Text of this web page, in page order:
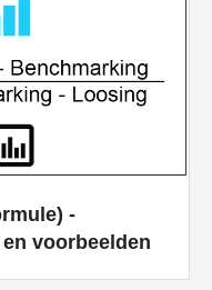
-
voorbeelden